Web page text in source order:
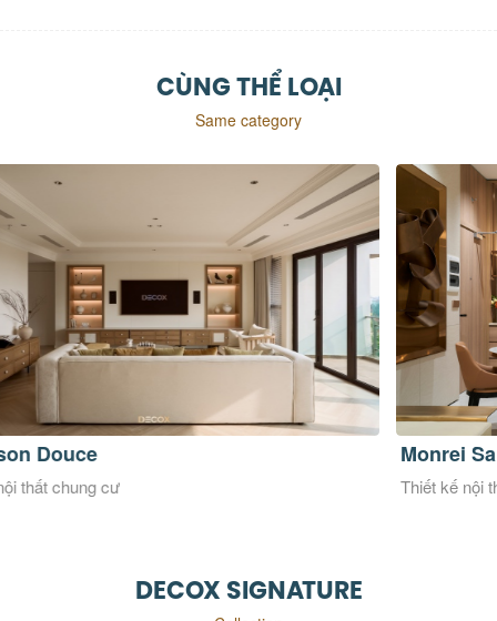
CÙNG THỂ LOẠI
Same category
Monrei Saigon
Thiết kế nội thất chung cư
DECOX SIGNATURE